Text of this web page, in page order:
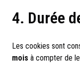
4. Durée
Les cookies sont
mois à compter de